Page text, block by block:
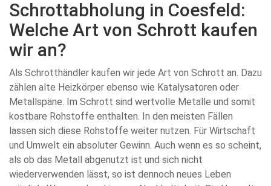
Schrottabholung in Coesfeld:
Welche Art von Schrott kaufen
wir an?
Als Schrotthändler kaufen wir jede Art von Schrott an. Dazu
zählen alte Heizkörper ebenso wie Katalysatoren oder
Metallspäne. Im Schrott sind wertvolle Metalle und somit
kostbare Rohstoffe enthalten. In den meisten Fällen
lassen sich diese Rohstoffe weiter nutzen. Für Wirtschaft
und Umwelt ein absoluter Gewinn. Auch wenn es so scheint,
als ob das Metall abgenutzt ist und sich nicht
wiederverwenden lässt, so ist dennoch neues Leben